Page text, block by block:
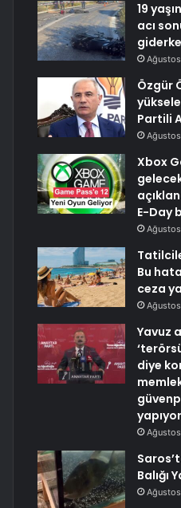
19
acı
Özgür
Partili
Xbox
E-Day
Bu
ceza
Yavuz
diye
Balığı